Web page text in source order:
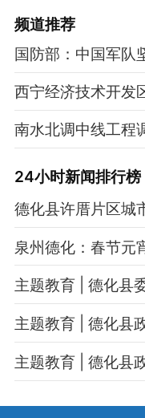
频道推荐
国防部：中国军队
西宁经济技术开发
南水北调中线工程
24小时新闻排行榜
主题教育 | 德化县
主题教育 | 德化县